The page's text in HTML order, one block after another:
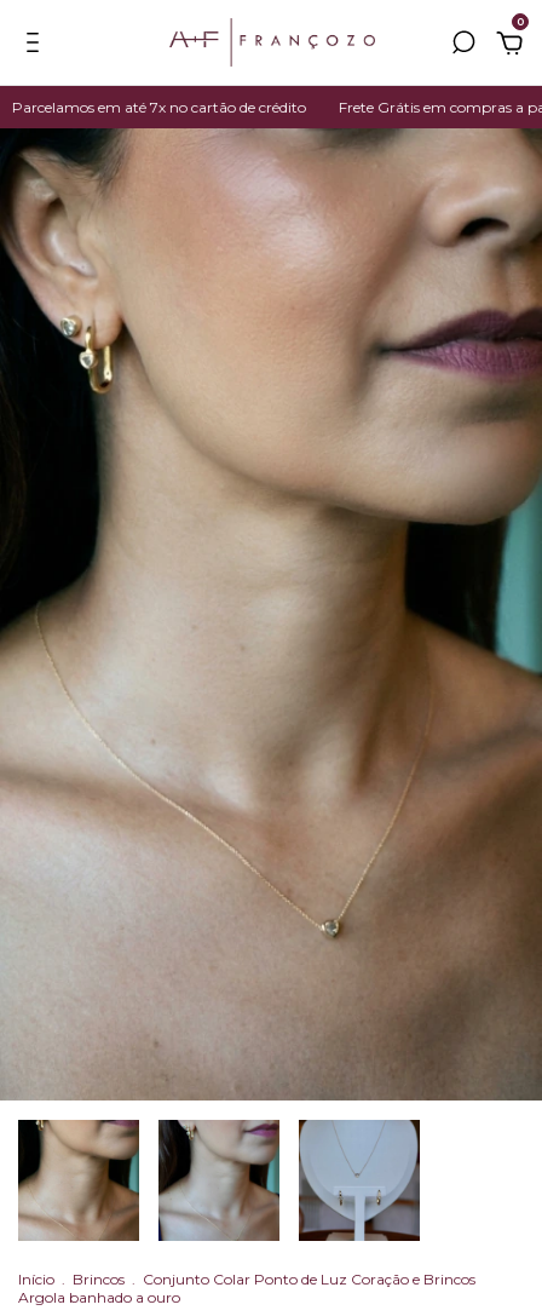
0
em até 7x no cartão de crédito Frete Grátis em compras a partir
Início Brincos
Conjunto Colar Ponto de Luz Coração e Brincos
Argola banhado a ouro